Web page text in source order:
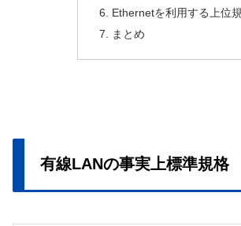
Ethernetを利用する上位
まとめ
有線LANの事実上標準規格